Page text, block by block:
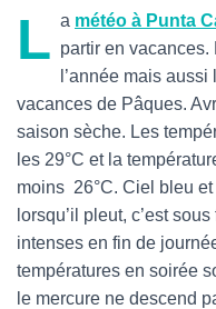
L a météo à Punta
partir en vacances.
l’année mais
vacances de Pâques.
saison sèche. Les
les 29°C et la
moins 26°C. Ciel bleu
lorsqu’il pleut, c’est
intenses en fin de
températures en soirée
le mercure ne descend